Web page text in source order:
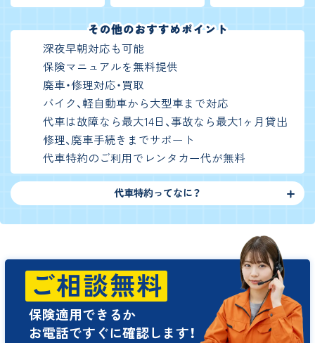
深夜早朝対応も可能
保険マニュアルを無料提供
廃車・修理対応・買取
バイク、軽自動車から大型車まで対応
代車は故障なら最大14日、事故なら最大1ヶ月貸出
修理、廃車手続きまでサポート
代車特約のご利用でレンタカー代が無料
代車特約ってなに？
ご相談無料
保険適用できるか
お電話ですぐに確認します！